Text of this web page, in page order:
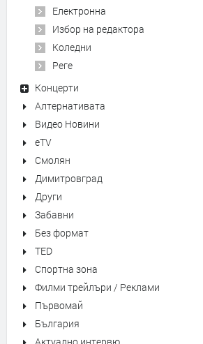
Електронна
Избор на редактора
Коледни
Реге
Концерти
Алтернативата
Видео Новини
eTV
Смолян
Димитровград
Други
Забавни
Без формат
TED
Спортна зона
Филми трейлъри / Реклами
Първомай
България